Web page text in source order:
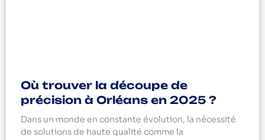
Où trouver la découpe de
précision à Orléans en 2025 ?
Dans un monde en constante évolution, la nécessité
de solutions de haute qualité comme la